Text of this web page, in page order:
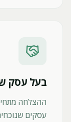
בעל עסק
ההצלחה
עסקים